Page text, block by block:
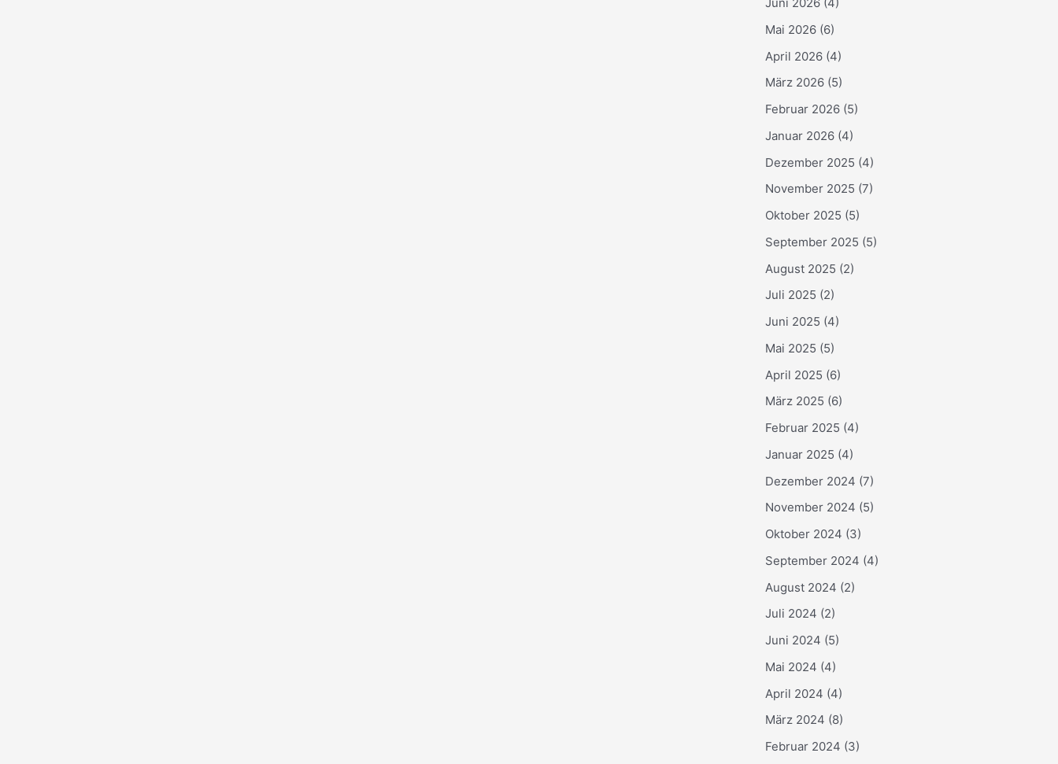
Mai 2026 (6)
April 2026 (4)
März 2026 (5)
Februar 2026 (5)
Januar 2026 (4)
Dezember 2025 (4)
November 2025 (7)
Oktober 2025 (5)
September 2025 (5)
August 2025 (2)
Juli 2025 (2)
Juni 2025 (4)
Mai 2025 (5)
April 2025 (6)
März 2025 (6)
Februar 2025 (4)
Januar 2025 (4)
Dezember 2024 (7)
November 2024 (5)
Oktober 2024 (3)
September 2024 (4)
August 2024 (2)
Juli 2024 (2)
Juni 2024 (5)
Mai 2024 (4)
April 2024 (4)
März 2024 (8)
Februar 2024 (3)